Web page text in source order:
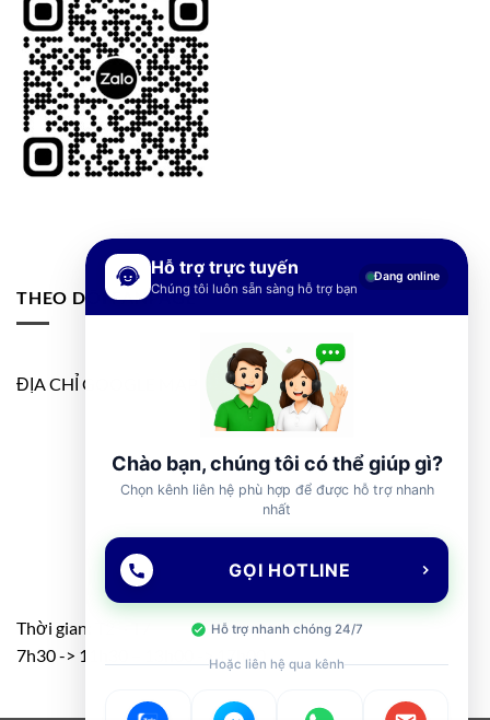
THEO DÕI FANPAGE
ĐỊA CHỈ GOOGLE MAP
Thời gian: T2 – T7
7h30 -> 11h30 – 13h00 -> 17h00
Hỗ trợ trực tuyến
Chúng tôi luôn sẵn sàng hỗ trợ bạn
Đang online
Chào bạn, chúng tôi có thể giúp gì?
Chọn kênh liên hệ phù hợp để được hỗ trợ nhanh
nhất
GỌI HOTLINE
Hỗ trợ nhanh chóng 24/7
Hoặc liên hệ qua kênh